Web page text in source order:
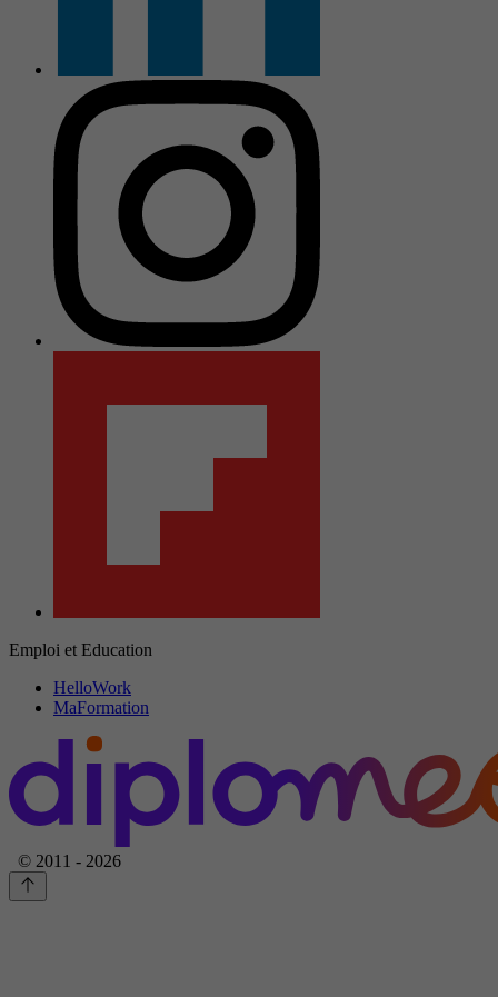
Emploi et Education
HelloWork
MaFormation
© 2011 - 2026